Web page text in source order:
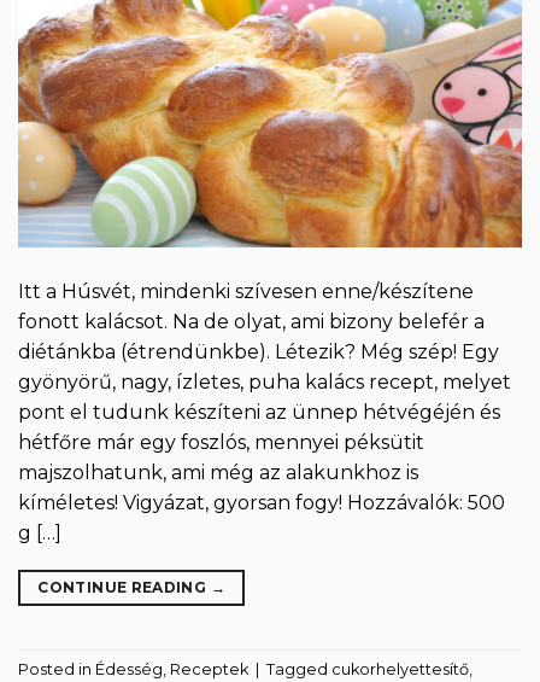
Itt a Húsvét, mindenki szívesen enne/készítene
fonott kalácsot. Na de olyat, ami bizony belefér a
diétánkba (étrendünkbe). Létezik? Még szép! Egy
gyönyörű, nagy, ízletes, puha kalács recept, melyet
pont el tudunk készíteni az ünnep hétvégéjén és
hétfőre már egy foszlós, mennyei péksütit
majszolhatunk, ami még az alakunkhoz is
kíméletes! Vigyázat, gyorsan fogy! Hozzávalók: 500
g […]
CONTINUE READING →
Posted in Édesség, Receptek Tagged cukorhelyettesítő,